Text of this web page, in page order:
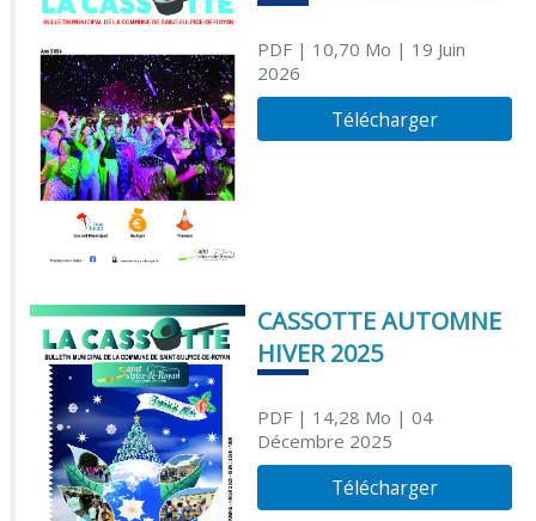
PDF| 10,70 Mo | 19 Juin
2026
Télécharger
CASSOTTE AUTOMNE
HIVER 2025
PDF| 14,28 Mo | 04
Décembre 2025
Télécharger